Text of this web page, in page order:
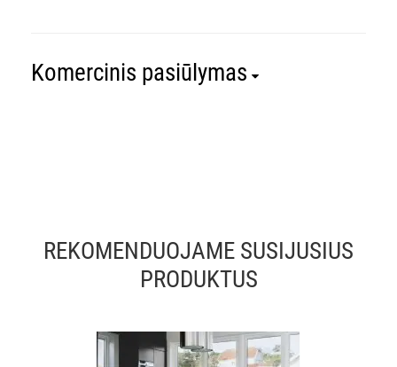
Komercinis pasiūlymas
REKOMENDUOJAME SUSIJUSIUS
PRODUKTUS